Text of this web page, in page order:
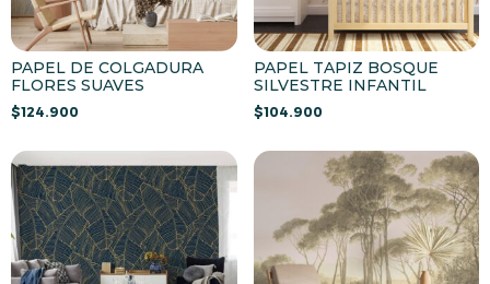
PAPEL DE COLGADURA
FLORES SUAVES
$124.900
PAPEL TAPIZ BOSQUE
SILVESTRE INFANTIL
$104.900